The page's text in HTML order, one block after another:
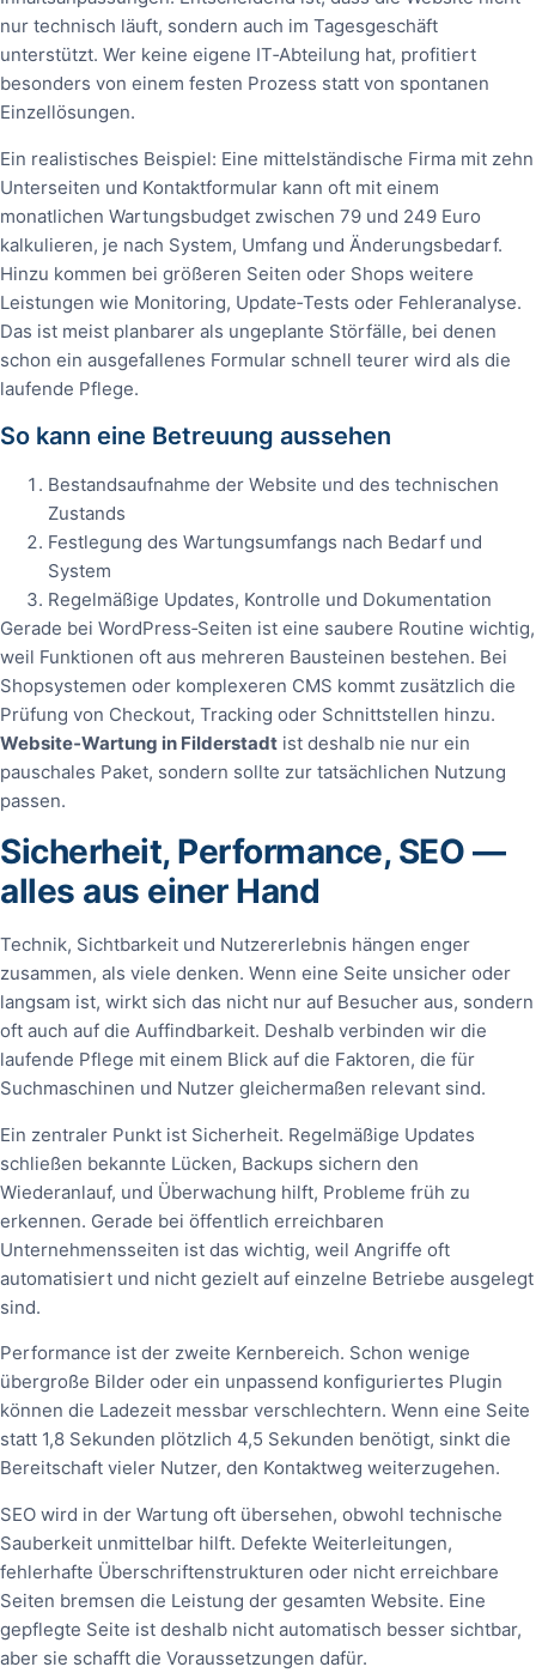
nur technisch läuft, sondern auch im Tagesgeschäft
unterstützt. Wer keine eigene IT‑Abteilung hat, profitiert
besonders von einem festen Prozess statt von spontanen
Einzellösungen.
Ein realistisches Beispiel: Eine mittelständische Firma mit zehn
Unterseiten und Kontaktformular kann oft mit einem
monatlichen Wartungsbudget zwischen 79 und 249 Euro
kalkulieren, je nach System, Umfang und Änderungsbedarf.
Hinzu kommen bei größeren Seiten oder Shops weitere
Leistungen wie Monitoring, Update‑Tests oder Fehleranalyse.
Das ist meist planbarer als ungeplante Störfälle, bei denen
schon ein ausgefallenes Formular schnell teurer wird als die
laufende Pflege.
So kann eine Betreuung aussehen
Bestandsaufnahme der Website und des technischen
Zustands
Festlegung des Wartungsumfangs nach Bedarf und
System
Regelmäßige Updates, Kontrolle und Dokumentation
Gerade bei WordPress‑Seiten ist eine saubere Routine wichtig,
weil Funktionen oft aus mehreren Bausteinen bestehen. Bei
Shopsystemen oder komplexeren CMS kommt zusätzlich die
Prüfung von Checkout, Tracking oder Schnittstellen hinzu.
Website‑Wartung in Filderstadt ist deshalb nie nur ein
pauschales Paket, sondern sollte zur tatsächlichen Nutzung
passen.
Sicherheit, Performance, SEO —
alles aus einer Hand
Technik, Sichtbarkeit und Nutzererlebnis hängen enger
zusammen, als viele denken. Wenn eine Seite unsicher oder
langsam ist, wirkt sich das nicht nur auf Besucher aus, sondern
oft auch auf die Auffindbarkeit. Deshalb verbinden wir die
laufende Pflege mit einem Blick auf die Faktoren, die für
Suchmaschinen und Nutzer gleichermaßen relevant sind.
Ein zentraler Punkt ist Sicherheit. Regelmäßige Updates
schließen bekannte Lücken, Backups sichern den
Wiederanlauf, und Überwachung hilft, Probleme früh zu
erkennen. Gerade bei öffentlich erreichbaren
Unternehmensseiten ist das wichtig, weil Angriffe oft
automatisiert und nicht gezielt auf einzelne Betriebe ausgelegt
sind.
Performance ist der zweite Kernbereich. Schon wenige
übergroße Bilder oder ein unpassend konfiguriertes Plugin
können die Ladezeit messbar verschlechtern. Wenn eine Seite
statt 1,8 Sekunden plötzlich 4,5 Sekunden benötigt, sinkt die
Bereitschaft vieler Nutzer, den Kontaktweg weiterzugehen.
SEO wird in der Wartung oft übersehen, obwohl technische
Sauberkeit unmittelbar hilft. Defekte Weiterleitungen,
fehlerhafte Überschriftenstrukturen oder nicht erreichbare
Seiten bremsen die Leistung der gesamten Website. Eine
gepflegte Seite ist deshalb nicht automatisch besser sichtbar,
aber sie schafft die Voraussetzungen dafür.